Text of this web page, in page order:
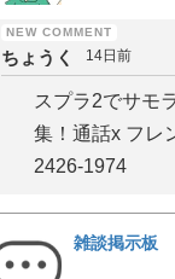
ちょうく 14日前
スプラ2でサモ
集！通話x フレ
2426-1974
雑談掲示板